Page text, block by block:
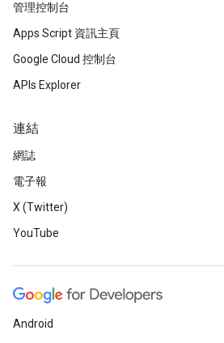
管理控制台
Apps Script 資訊主頁
Google Cloud 控制台
APIs Explorer
連結
網誌
電子報
X (Twitter)
YouTube
Android